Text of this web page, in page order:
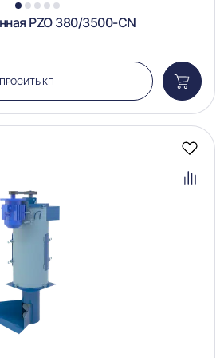
1 2 3 4 5
PZO 380/3500-CN
КП
в